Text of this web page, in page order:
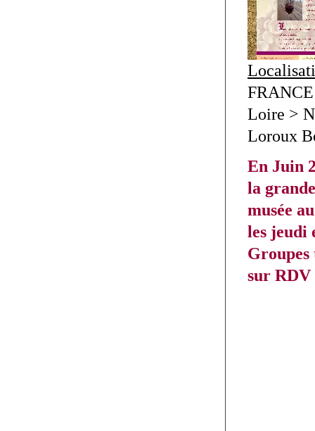
Loire >
Loroux
En Juin
la
musée
les jeudi
Groupes
sur RDV